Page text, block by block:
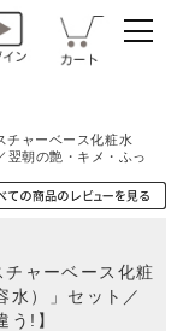
チャーベース化粧水
翌朝の艶・キメ・ふっ
ャーベース化粧
水）」セット／
う!】